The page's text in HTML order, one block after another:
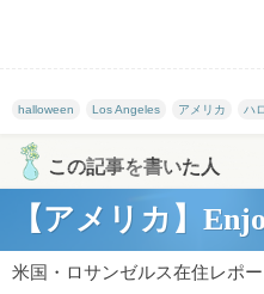
halloween Los Angeles アメリカ ハ
この記事を書いた人
【アメリカ】
米国・ロサンゼルス在住レポ